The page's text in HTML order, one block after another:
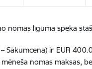
nomas līguma spēkā
Sākumcena) ir EUR
nomas maksas,